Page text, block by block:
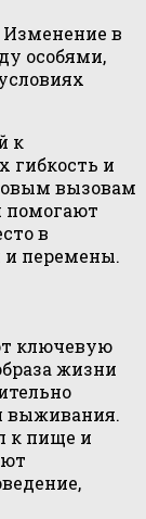
Изменение в
особями,
к
гибкость и
вызовам
помогают
в
и перемены.
ключевую
жизни
выживания.
к пище и